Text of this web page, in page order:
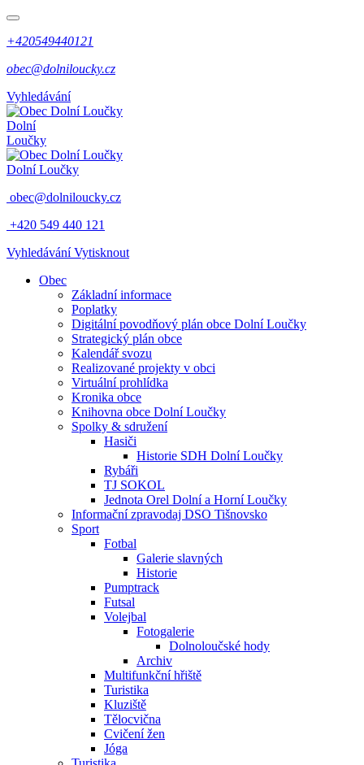
+420549440121
obec@dolniloucky.cz
Vyhledávání
Dolní
Loučky
Dolní Loučky
obec@dolniloucky.cz
+420 549 440 121
Vyhledávání Vytisknout
Obec
Základní informace
Poplatky
Digitální povodňový plán obce Dolní Loučky
Strategický plán obce
Kalendář svozu
Realizované projekty v obci
Virtuální prohlídka
Kronika obce
Knihovna obce Dolní Loučky
Spolky & sdružení
Hasiči
Historie SDH Dolní Loučky
Rybáři
TJ SOKOL
Jednota Orel Dolní a Horní Loučky
Informační zpravodaj DSO Tišnovsko
Sport
Fotbal
Galerie slavných
Historie
Pumptrack
Futsal
Volejbal
Fotogalerie
Dolnoloučské hody
Archiv
Multifunkční hřiště
Turistika
Kluziště
Tělocvična
Cvičení žen
Jóga